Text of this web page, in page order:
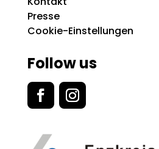
Presse
Cookie-Einstellungen
Follow us